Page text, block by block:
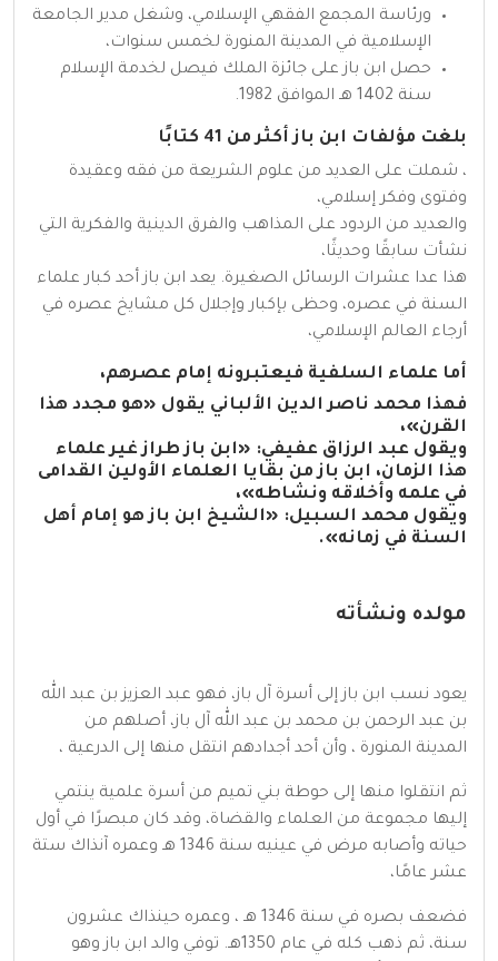
ورئاسة المجمع الفقهي الإسلامي، وشغل مدير الجامعة
الإسلامية في المدينة المنورة لخمس سنوات،
حصل ابن باز على جائزة الملك فيصل لخدمة الإسلام
سنة 1402 هـ الموافق 1982.
بلغت مؤلفات ابن باز أكثر من 41 كتابًا
، شملت على العديد من علوم الشريعة من فقه وعقيدة
وفتوى وفكر إسلامي،
والعديد من الردود على المذاهب والفرق الدينية والفكرية التي
نشأت سابقًا وحديثًا،
هذا عدا عشرات الرسائل الصغيرة. يعد ابن باز أحد كبار علماء
السنة في عصره، وحظى بإكبار وإجلال كل مشايخ عصره في
أرجاء العالم الإسلامي،
أما علماء السلفية فيعتبرونه إمام عصرهم،
فهذا محمد ناصر الدين الألباني يقول «هو مجدد هذا
القرن»،
ويقول عبد الرزاق عفيفي: «ابن باز طراز غير علماء
هذا الزمان، ابن باز من بقايا العلماء الأولين القدامى
في علمه وأخلاقه ونشاطه»،
ويقول محمد السبيل: «الشيخ ابن باز هو إمام أهل
السنة في زمانه».
مولده ونشأته
يعود نسب ابن باز إلى أسرة آل باز، فهو عبد العزيز بن عبد الله
بن عبد الرحمن بن محمد بن عبد الله آل باز، أصلهم من
المدينة المنورة ، وأن أحد أجدادهم انتقل منها إلى الدرعية ،
ثم انتقلوا منها إلى حوطة بني تميم من أسرة علمية ينتمي
إليها مجموعة من العلماء والقضاة، وقد كان مبصرًا في أول
حياته وأصابه مرض في عينيه سنة 1346 هـ وعمره آنذاك ستة
عشر عامًا،
فضعف بصره في سنة 1346 هـ ، وعمره حينذاك عشرون
سنة، ثم ذهب كله في عام 1350هـ. توفي والد ابن باز وهو